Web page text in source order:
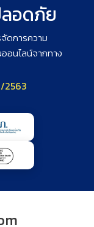
ลอดภัย
ดการความ
อนไลน์จากทาง
/2563